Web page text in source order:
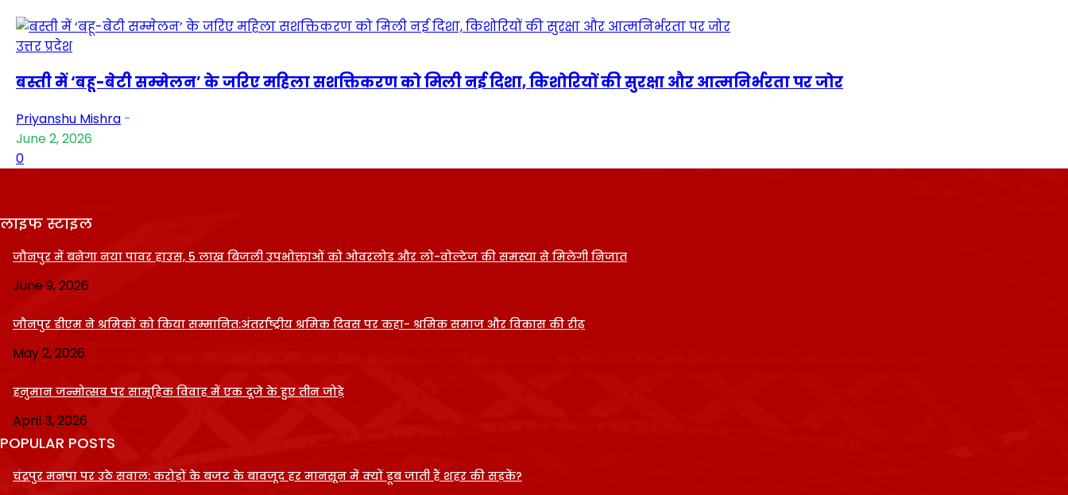
उत्तर प्रदेश
बस्ती में ‘बहू-बेटी सम्मेलन’ के जरिए महिला सशक्तिकरण को मिली नई दिशा, किशोरियों की सुरक्षा और आत्मनिर्भरता पर जोर
Priyanshu Mishra -
June 2, 2026
0
लाइफ स्टाइल
जौनपुर में बनेगा नया पावर हाउस, 5 लाख बिजली उपभोक्ताओं को ओवरलोड और लो-वोल्टेज की समस्या से मिलेगी निजात
June 9, 2026
जौनपुर डीएम ने श्रमिकों को किया सम्मानित:अंतर्राष्ट्रीय श्रमिक दिवस पर कहा- श्रमिक समाज और विकास की रीढ़
May 2, 2026
हनुमान जन्मोत्सव पर सामूहिक विवाह में एक दूजे के हुए तीन जोड़े
April 3, 2026
POPULAR POSTS
चंद्रपुर मनपा पर उठे सवाल: करोड़ों के बजट के बावजूद हर मानसून में क्यों डूब जाती हैं शहर की सड़कें?